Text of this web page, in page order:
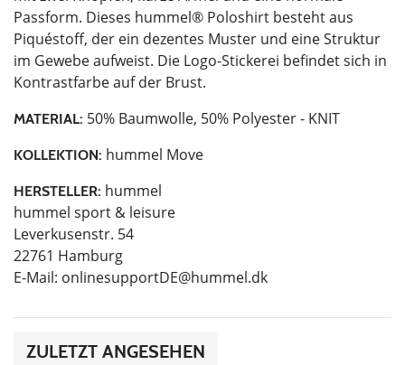
Passform. Dieses hummel® Poloshirt besteht aus
Piquéstoff, der ein dezentes Muster und eine Struktur
im Gewebe aufweist. Die Logo-Stickerei befindet sich in
Kontrastfarbe auf der Brust.
MATERIAL: 50% Baumwolle, 50% Polyester - KNIT
KOLLEKTION: hummel Move
HERSTELLER: hummel
hummel sport & leisure
Leverkusenstr. 54
22761 Hamburg
E-Mail: onlinesupportDE@hummel.dk
ZULETZT ANGESEHEN